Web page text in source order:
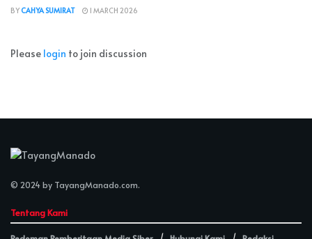
BYCAHYA SUMIRAT 1 MARCH 2026
Please login to join discussion
© 2024 by TayangManado.com.
Tentang Kami